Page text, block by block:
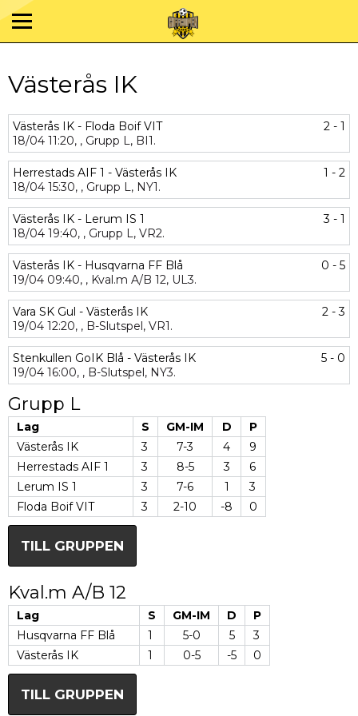
Västerås IK
Västerås IK - Floda Boif VIT
2 - 1
18/04 11:20, , Grupp L, BI1.
Herrestads AIF 1 - Västerås IK
1 - 2
18/04 15:30, , Grupp L, NY1.
Västerås IK - Lerum IS 1
3 - 1
18/04 19:40, , Grupp L, VR2.
Västerås IK - Husqvarna FF Blå
0 - 5
19/04 09:40, , Kval.m A/B 12, UL3.
Vara SK Gul - Västerås IK
2 - 3
19/04 12:20, , B-Slutspel, VR1.
Stenkullen GoIK Blå - Västerås IK
5 - 0
19/04 16:00, , B-Slutspel, NY3.
Grupp L
Lag S GM-IM D
P
Västerås IK
3 7-3 4
9
Herrestads AIF 1
3 8-5 3
6
Lerum IS 1
3 7-6 1
3
Floda Boif VIT
3 2-10 -8 0
TILL GRUPPEN
Kval.m A/B 12
Lag S GM-IM D
P
Husqvarna FF Blå
1 5-0 5
3
Västerås IK
1 0-5 -5 0
TILL GRUPPEN